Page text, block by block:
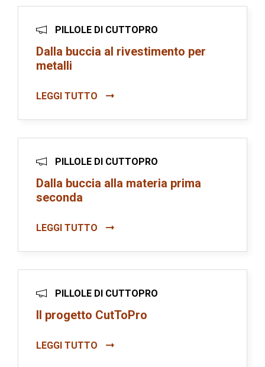
PILLOLE DI CUTTOPRO
Dalla buccia al rivestimento per
metalli
LEGGI TUTTO
PILLOLE DI CUTTOPRO
Dalla buccia alla materia prima
seconda
LEGGI TUTTO
PILLOLE DI CUTTOPRO
Il progetto CutToPro
LEGGI TUTTO